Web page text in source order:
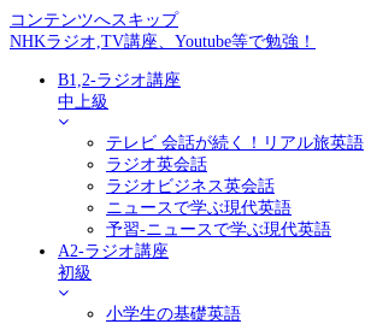
コンテンツへスキップ
NHKラジオ,TV講座、Youtube等で勉強！
B1,2-ラジオ講座
中上級
テレビ 会話が続く！リアル旅英語
ラジオ英会話
ラジオビジネス英会話
ニュースで学ぶ現代英語
予習-ニュースで学ぶ現代英語
A2-ラジオ講座
初級
小学生の基礎英語